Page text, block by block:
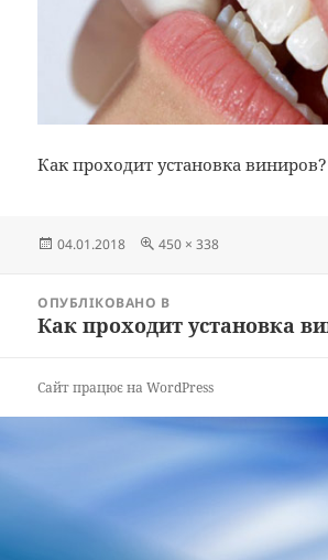
Как проходит установка виниров?
Опубліковано
04.01.2018
Повний
450 × 338
записівОПУБЛІКОВАНО В
Как проходит установка
Сайт працює на WordPress